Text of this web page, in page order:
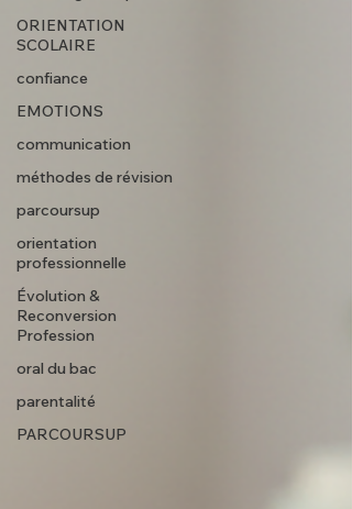
ORIENTATION
SCOLAIRE
confiance
EMOTIONS
communication
méthodes de révision
parcoursup
orientation
professionnelle
Évolution &
Reconversion
Profession
oral du bac
parentalité
PARCOURSUP